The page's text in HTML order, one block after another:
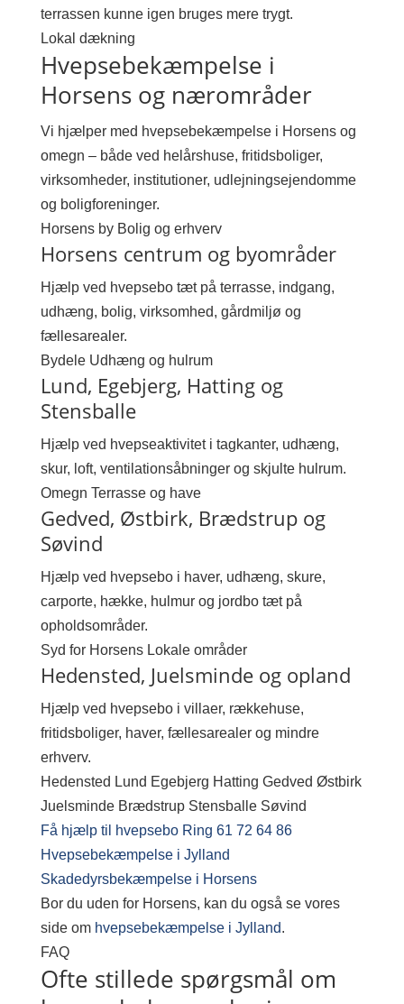
terrassen kunne igen bruges mere trygt.
Lokal dækning
Hvepsebekæmpelse i
Horsens og nærområder
Vi hjælper med hvepsebekæmpelse i Horsens og
omegn – både ved helårshuse, fritidsboliger,
virksomheder, institutioner, udlejningsejendomme
og boligforeninger.
Horsens by Bolig og erhverv
Horsens centrum og byområder
Hjælp ved hvepsebo tæt på terrasse, indgang,
udhæng, bolig, virksomhed, gårdmiljø og
fællesarealer.
Bydele Udhæng og hulrum
Lund, Egebjerg, Hatting og
Stensballe
Hjælp ved hvepseaktivitet i tagkanter, udhæng,
skur, loft, ventilationsåbninger og skjulte hulrum.
Omegn Terrasse og have
Gedved, Østbirk, Brædstrup og
Søvind
Hjælp ved hvepsebo i haver, udhæng, skure,
carporte, hække, hulmur og jordbo tæt på
opholdsområder.
Syd for Horsens Lokale områder
Hedensted, Juelsminde og opland
Hjælp ved hvepsebo i villaer, rækkehuse,
fritidsboliger, haver, fællesarealer og mindre
erhverv.
Hedensted Lund Egebjerg Hatting Gedved Østbirk
Juelsminde Brædstrup Stensballe Søvind
Få hjælp til hvepsebo Ring 61 72 64 86
Hvepsebekæmpelse i Jylland
Skadedyrsbekæmpelse i Horsens
Bor du uden for Horsens, kan du også se vores
side om hvepsebekæmpelse i Jylland.
FAQ
Ofte stillede spørgsmål om